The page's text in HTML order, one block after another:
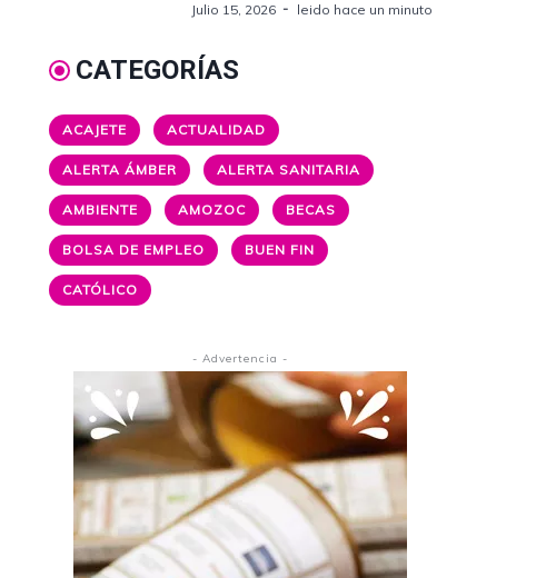
Julio 15, 2026 leido hace un minuto
CATEGORÍAS
ACAJETE ACTUALIDAD
ALERTA ÁMBER ALERTA SANITARIA
AMBIENTE AMOZOC BECAS
BOLSA DE EMPLEO BUEN FIN
CATÓLICO
- Advertencia -